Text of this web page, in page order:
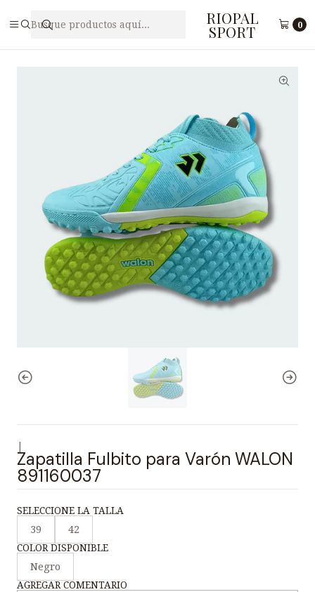
RIOPAL
SPORT 0
Zapatillas de deporte
Zapatilla Fulbito para Varón WALON 891160037
Zapatilla Fulbito para Varón WALON
891160037
SELECCIONE LA TALLA
39
42
COLOR DISPONIBLE
Negro
AGREGAR COMENTARIO